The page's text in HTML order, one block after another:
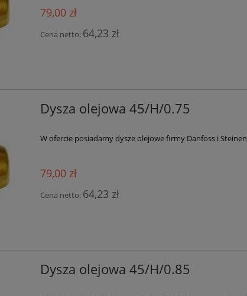
79,00 zł
Cena netto: 64,23 zł
Dysza olejowa 45/H/0.75
W ofercie posiadamy dysze olejowe firmy Danfoss i Steinen
79,00 zł
Cena netto: 64,23 zł
Dysza olejowa 45/H/0.85